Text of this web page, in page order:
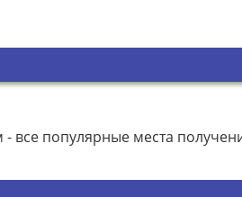
популярные места